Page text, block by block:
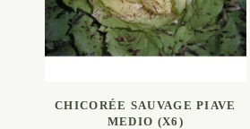
LIRE LA SUITE
CHICORÉE SAUVAGE PIAVE
MEDIO (X6)